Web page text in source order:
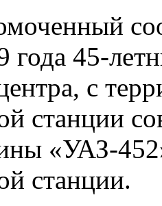
года 45-
с
станции
«УАЗ-
станции.